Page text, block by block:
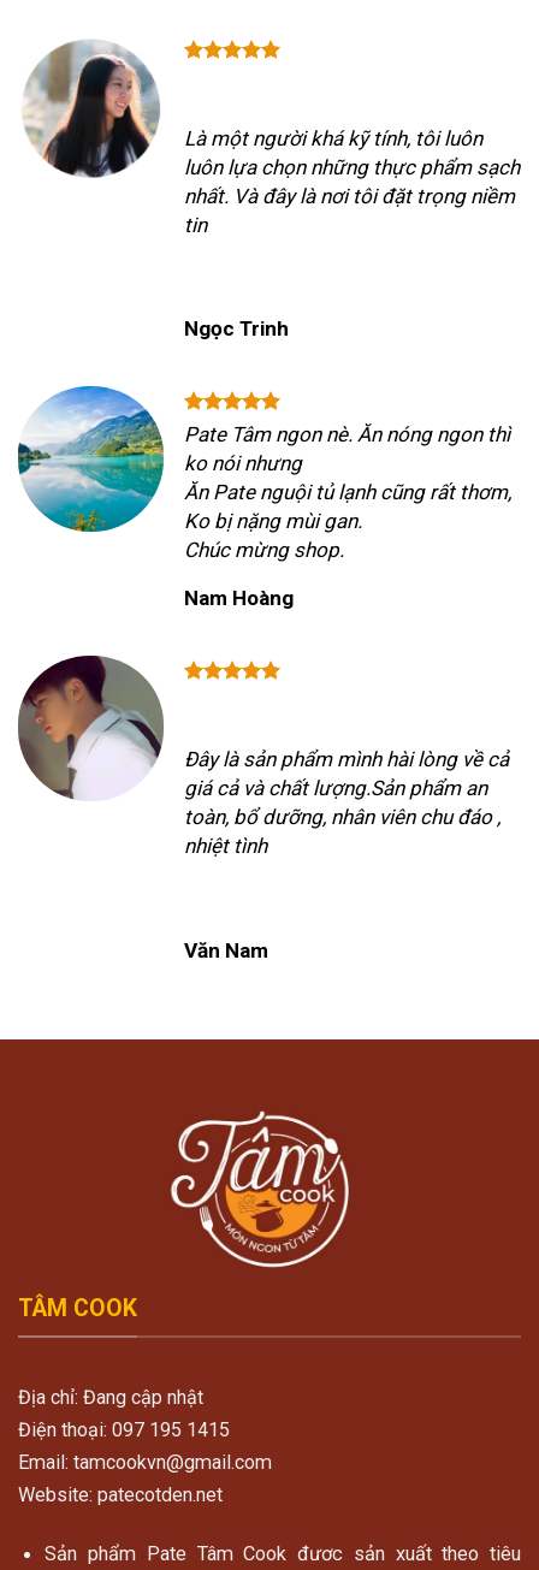
Là một người khá kỹ tính, tôi luôn
luôn lựa chọn những thực phẩm sạch
nhất. Và đây là nơi tôi đặt trọng niềm
tin
Ngọc Trinh
Pate Tâm ngon nè. Ăn nóng ngon thì
ko nói nhưng
Ăn Pate nguội tủ lạnh cũng rất thơm,
Ko bị nặng mùi gan.
Chúc mừng shop.
Nam Hoàng
Đây là sản phẩm mình hài lòng về cả
giá cả và chất lượng.Sản phẩm an
toàn, bổ dưỡng, nhân viên chu đáo ,
nhiệt tình
Văn Nam
TÂM COOK
Địa chỉ: Đang cập nhật
Điện thoại: 097 195 1415
Email: tamcookvn@gmail.com
Website: patecotden.net
Sản phẩm Pate Tâm Cook đươc sản xuất theo tiêu